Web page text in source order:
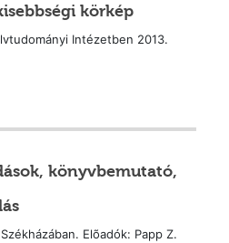
körkép
Intézetben 2013.
könyvbemutató,
Elõadók: Papp Z.